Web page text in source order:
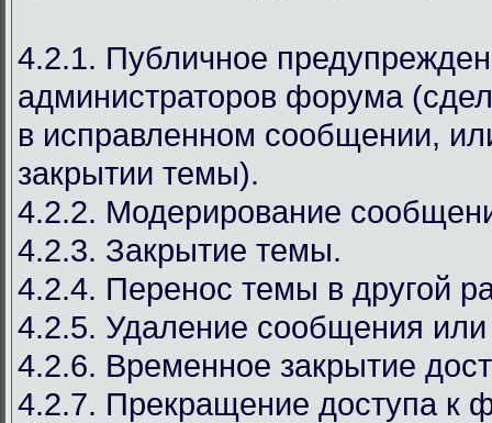
4.2.1. Публичное
администраторов форума
в исправленном сообщении,
закрытии темы).
4.2.2. Модерирование
4.2.3. Закрытие темы.
4.2.4. Перенос темы в другой
4.2.5. Удаление сообщения
4.2.6. Временное закрытие
4.2.7. Прекращение доступа к